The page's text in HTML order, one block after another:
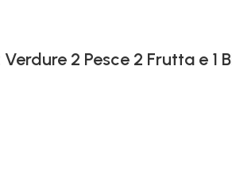
2 Pesce 2 Frutta e 1